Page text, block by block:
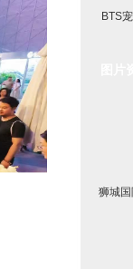
BTS
狮城国